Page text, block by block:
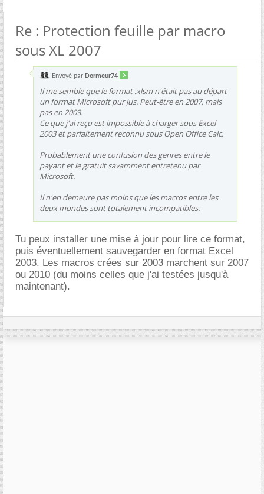
Re : Protection feuille par macro
sous XL 2007
Envoyé par Dormeur74
Il me semble que le format .xlsm n'était pas au départ
un format Microsoft pur jus. Peut-être en 2007, mais
pas en 2003.
Ce que j'ai reçu est impossible à charger sous Excel
2003 et parfaitement reconnu sous Open Office Calc.
Probablement une confusion des genres entre le
payant et le gratuit savamment entretenu par
Microsoft.
Il n'en demeure pas moins que les macros entre les
deux mondes sont totalement incompatibles.
Tu peux installer une mise à jour pour lire ce format,
puis éventuellement sauvegarder en format Excel
2003. Les macros crées sur 2003 marchent sur 2007
ou 2010 (du moins celles que j'ai testées jusqu'à
maintenant).